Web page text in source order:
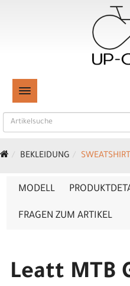
TOGGLE NAVIGATION
BEKLEIDUNG
MODELL
FRAGEN ZUM ARTIKEL
Leatt MTB